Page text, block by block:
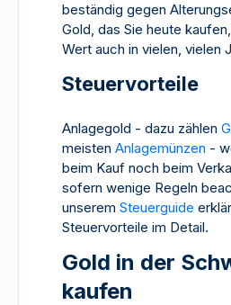
beständig gegen
Gold, das Sie heute
Wert auch in vielen, vielen
Steuervorteile
Anlagegold - dazu zählen
meisten Anlagemünzen -
beim Kauf noch beim
sofern wenige Regeln
unserem Steuerguide
Steuervorteile im Detail.
Gold in der
kaufen